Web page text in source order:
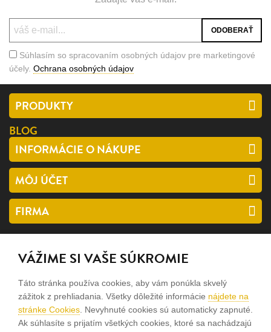
Súhlasím so spracovaním osobných údajov pre marketingové
účely. Ochrana osobných údajov
PRODUKTY
BLOG
INFORMÁCIE O NÁKUPE
MÔJ ÚČET
FIRMA
SLEDUJTE NÁS
facebook
instagram
VÁŽIME SI VAŠE SÚKROMIE
Táto stránka používa cookies, aby vám ponúkla skvelý
zážitok z prehliadania. Všetky dôležité informácie nájdete na
stránke Cookies . Nevyhnuté cookies sú automaticky zapnuté.
Ak súhlasíte s prijatím všetkých cookies, ktoré sa nachádzajú